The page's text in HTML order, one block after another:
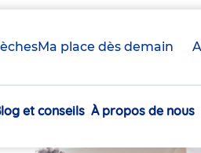
Ma place dès demain
et conseils À propos de nous